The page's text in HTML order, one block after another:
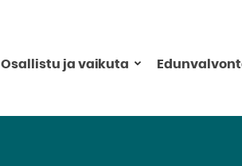
Osallistu ja vaikuta